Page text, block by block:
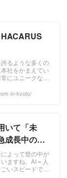
るような多くの
社をかまえてい
にユニークな企
in-kyoto/
いて「未
成長中の京
業〜
よって世の中が
ますね。AI＝人
いスピードで発